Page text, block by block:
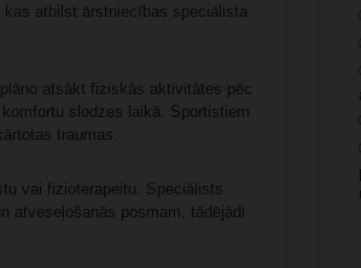
atbilst ārstniecības speciālista
atsākt fiziskās aktivitātes pēc
slodzes laikā. Sportistiem
traumas.
vai fizioterapeitu. Speciālists
atveseļošanās posmam, tādējādi